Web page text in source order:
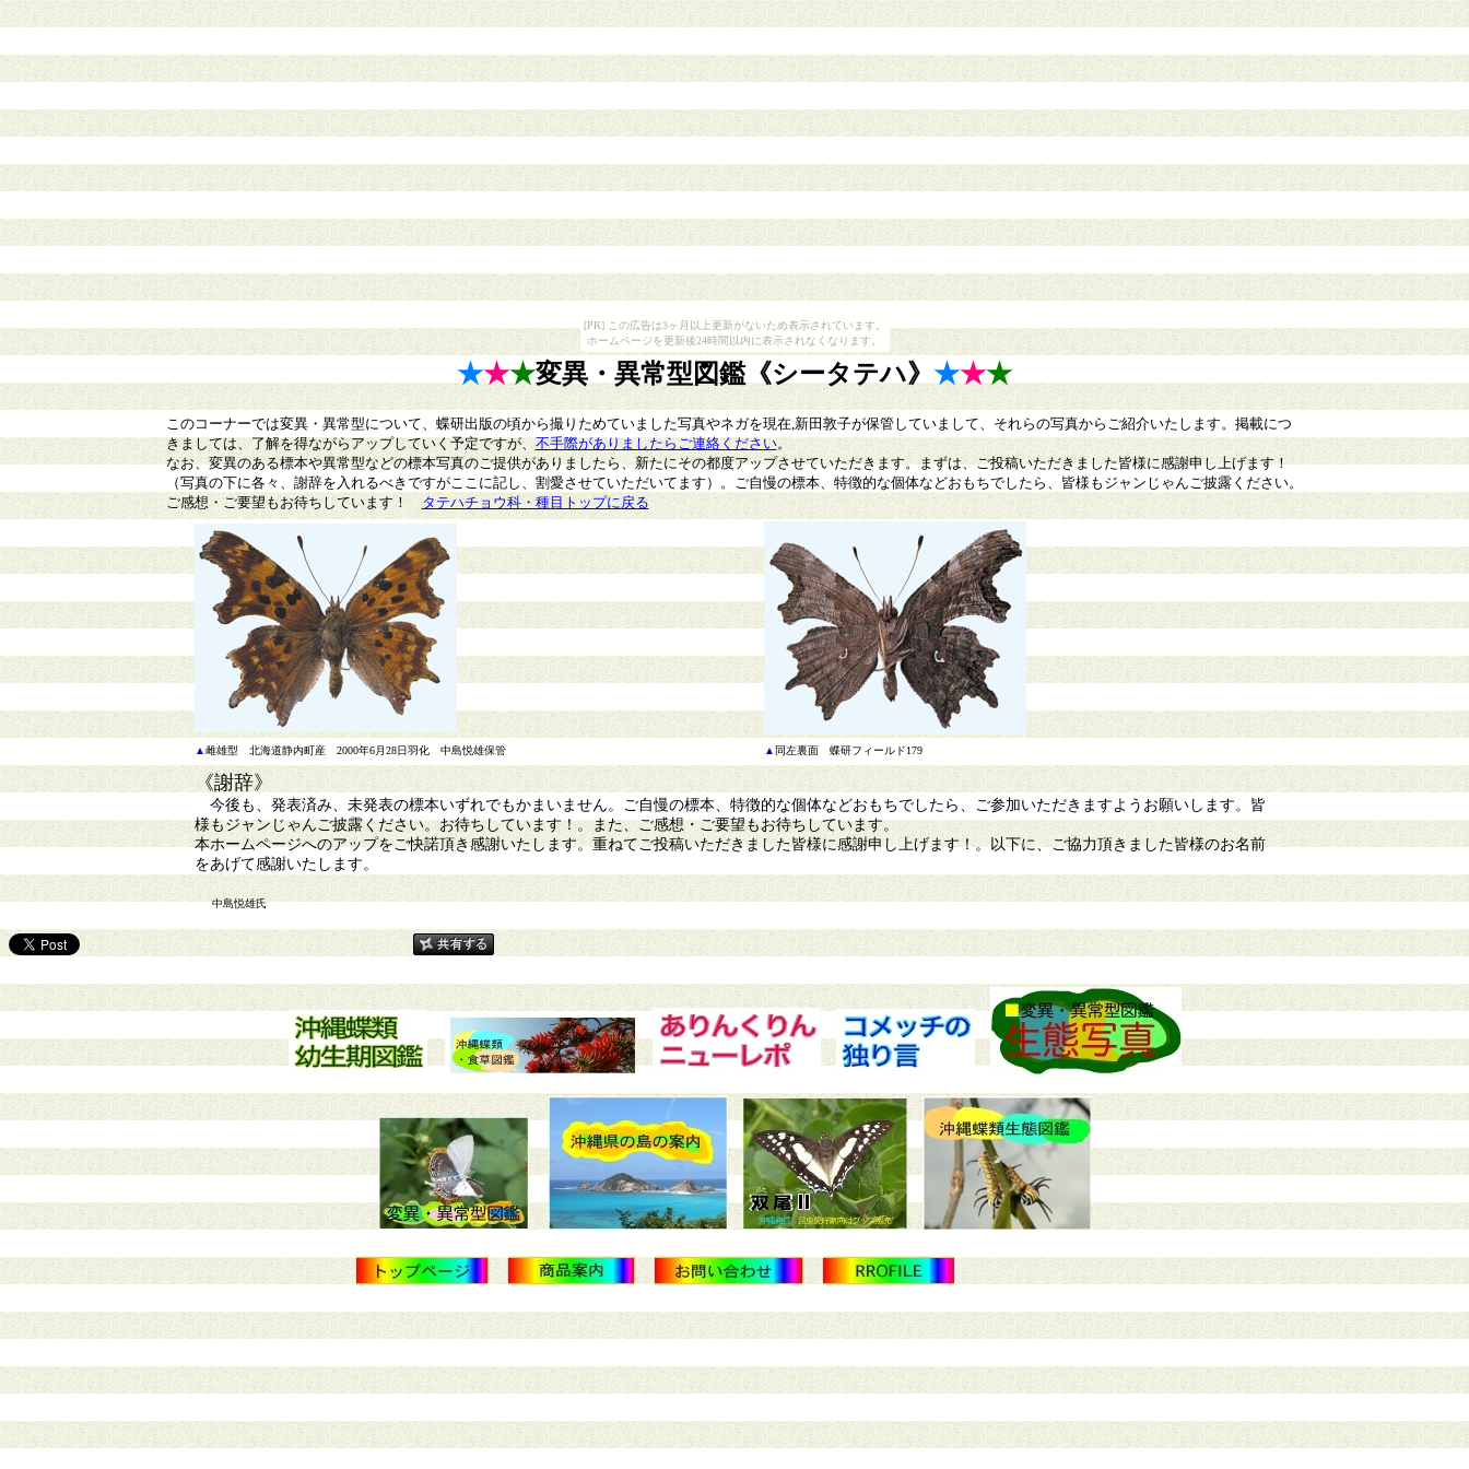
[PR] この広告は3ヶ月以上更新がないため表示されています。
ホームページを更新後24時間以内に表示されなくなります。
★★★変異・異常型図鑑《シータテハ》 ★★★
このコーナーでは変異・異常型について、蝶研出版の頃から撮りためていました写真やネガを現在,新田敦子が保管していまして、それらの写真からご紹介いたします。掲載につ
きましては、了解を得ながらアップしていく予定ですが、 不手際がありましたらご連絡ください。
なお、変異のある標本や異常型などの標本写真のご提供がありましたら、新たにその都度アップさせていただきます。まずは、ご投稿いただきました皆様に感謝申し上げます！
（写真の下に各々、謝辞を入れるべきですがここに記し、割愛させていただいてます）。 ご自慢の標本、特徴的な個体などおもちでしたら、皆様もジャンじゃんご披露ください。
ご感想・ご要望もお待ちしています！
タテハチョウ科・種目トップに戻る
▲雌雄型 北海道静内町産 2000年6月28日羽化 中島悦雄保管 ▲ 同左裏面 蝶研フィールド179
《謝辞》
今後も、発表済み、未発表の標本いずれでもかまいません。ご自慢の標本、特徴的な個体などおもちでしたら、ご参加いただきますようお願いします。皆
様もジャンじゃんご披露ください。お待ちしています！。また、ご感想・ご要望もお待ちしています。
本ホームページへのアップをご快諾頂き感謝いたします。重ねてご投稿いただきました皆様に感謝申し上げます！。以下に、ご協力頂きました皆様のお名前
をあげて感謝いたします。
中島悦雄氏